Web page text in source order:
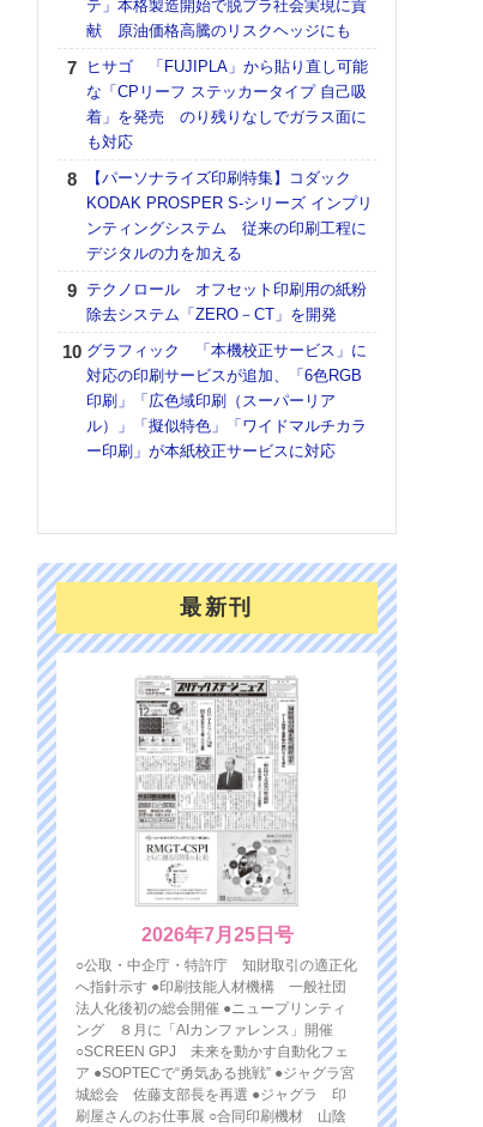
テ」本格製造開始で脱プラ社会実現に貢
献 原油価格高騰のリスクヘッジにも
ヒサゴ 「FUJIPLA」から貼り直し可能
な「CPリーフ ステッカータイプ 自己吸
着」を発売 のり残りなしでガラス面に
も対応
【パーソナライズ印刷特集】コダック
KODAK PROSPER S-シリーズ インプリ
ンティングシステム 従来の印刷工程に
デジタルの力を加える
テクノロール オフセット印刷用の紙粉
除去システム「ZERO－CT」を開発
グラフィック 「本機校正サービス」に
対応の印刷サービスが追加、「6色RGB
印刷」「広色域印刷（スーパーリア
ル）」「擬似特色」「ワイドマルチカラ
ー印刷」が本紙校正サービスに対応
最新刊
2026年7月25日号
○公取・中企庁・特許庁 知財取引の適正化
へ指針示す ●印刷技能人材機構 一般社団
法人化後初の総会開催 ●ニュープリンティ
ング ８月に「AIカンファレンス」開催
○SCREEN GPJ 未来を動かす自動化フェ
ア ●SOPTECで“勇気ある挑戦” ●ジャグラ宮
城総会 佐藤支部長を再選 ●ジャグラ 印
刷屋さんのお仕事展 ○合同印刷機材 山陰